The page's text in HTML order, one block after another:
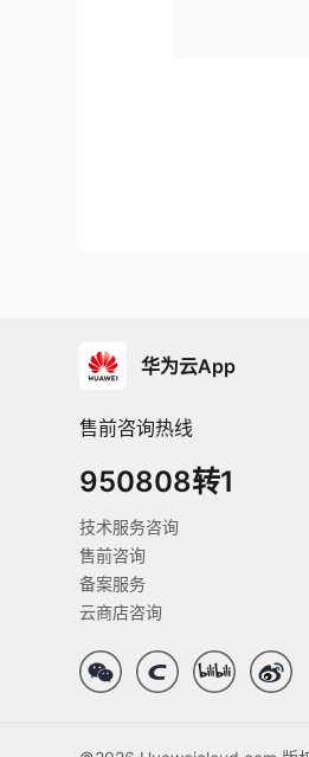
华为云App
售前咨询热线
950808转1
技术服务咨询
售前咨询
备案服务
云商店咨询